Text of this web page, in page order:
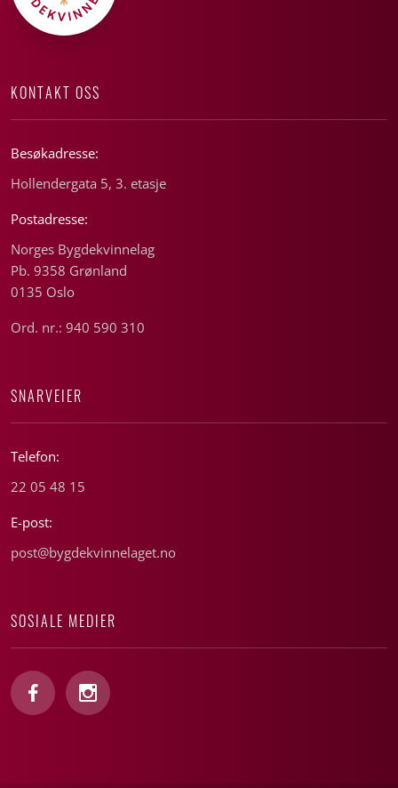
KONTAKT OSS
Besøkadresse:
Hollendergata 5, 3. etasje
Postadresse:
Norges Bygdekvinnelag
Pb. 9358 Grønland
0135 Oslo
Ord. nr.: 940 590 310
SNARVEIER
Telefon:
22 05 48 15
E-post:
post@bygdekvinnelaget.no
SOSIALE MEDIER